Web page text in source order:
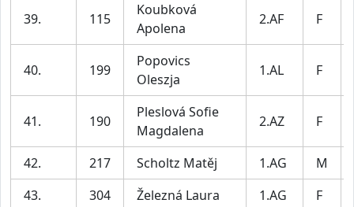
39. 115
Koubková
Apolena
2.AF F
40. 199
Popovics
Oleszja
1.AL F
41. 190
Pleslová Sofie
Magdalena
2.AZ F
42. 217 Scholtz Matěj 1.AG
M
43.
304 Železná Laura 1.AG
F